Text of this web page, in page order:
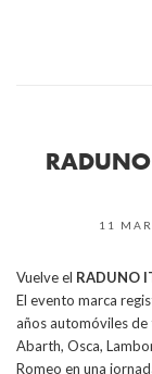
11
Vuelve el RADUNO
El evento marca
años automóviles de
Abarth, Osca,
Romeo en una